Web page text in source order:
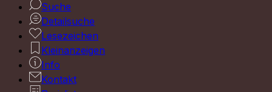
Suche
Detailsuche
Lesezeichen
Kleinanzeigen
Info
Kontakt